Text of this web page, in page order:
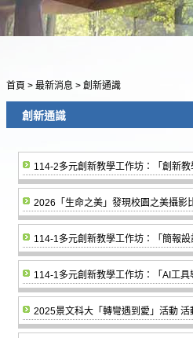
首頁 > 最新消息 > 創新通識
創新通識
114-2多元創新教學工作坊：「創新
2026「生命之美」發現校園之美攝影
114-1多元創新教學工作坊：「簡報設
114-1多元創新教學工作坊：「AI工具
2025景文科大「轉彎遇到愛」活動 活